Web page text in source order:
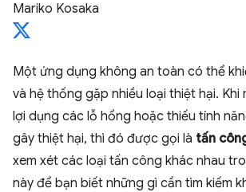
Mariko Kosaka
Một ứng dụng không an toàn có thể
và hệ thống gặp nhiều loại thiệt hại. Khi
lợi dụng các lỗ hổng hoặc thiếu tính
gây thiệt hại, thì đó được gọi là tấn
xem xét các loại tấn công khác nhau
này để bạn biết những gì cần tìm kiếm